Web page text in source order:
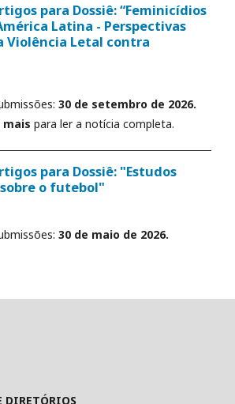
para Dossiê: “Feminicídios
Latina - Perspectivas
Violência Letal contra
30 de setembro de 2026.
mais para ler a notícia completa.
para Dossiê: "Estudos
o futebol"
30 de maio de 2026.
DIRETÓRIOS